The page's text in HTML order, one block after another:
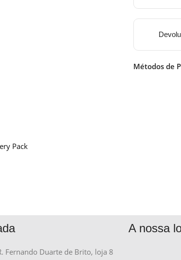
Métodos de
Pack
Fernando Duarte de Brito, loja 8
A nossa